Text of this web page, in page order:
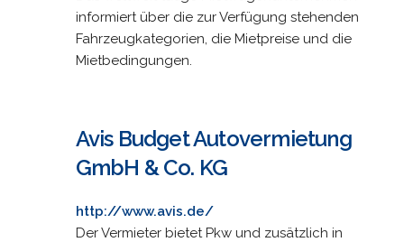
informiert über die zur Verfügung stehenden
Fahrzeugkategorien, die Mietpreise und die
Mietbedingungen.
Avis Budget Autovermietung
GmbH & Co. KG
http://www.avis.de/
Der Vermieter bietet Pkw und zusätzlich in